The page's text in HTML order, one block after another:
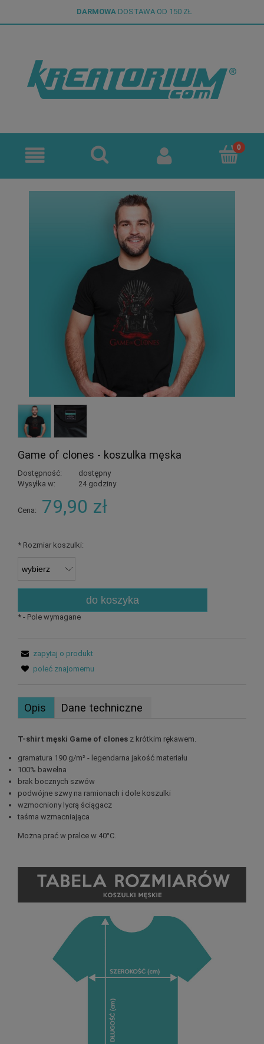
DARMOWA DOSTAWA OD 150 ZŁ
Game of clones - koszulka męska
Dostępność:
dostępny
Wysyłka w:
24 godziny
Cena: 79,90 zł
*Rozmiar koszulki:
do koszyka
*- Pole wymagane
zapytaj o produkt
poleć znajomemu
Opis Dane techniczne
T-shirt męski Game of clones z krótkim rękawem.
gramatura 190 g/m² - legendarna jakość materiału
100% bawełna
brak bocznych szwów
podwójne szwy na ramionach i dole koszulki
wzmocniony lycrą ściągacz
taśma wzmacniająca
Można prać w pralce w 40°C.